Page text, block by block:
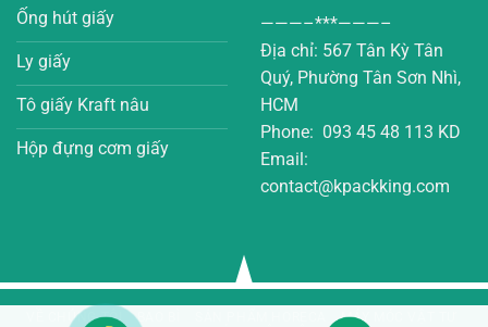
Ống hút giấy
Ly giấy
Tô giấy Kraft nâu
Hộp đựng cơm giấy
———–***———–
Địa chỉ: 567 Tân Kỳ Tân
Quý, Phường Tân Sơn Nhì,
HCM
Phone: 093 45 48 113 KD
Email:
contact@kpackking.com
VỀ CHÚNG TÔI BAO BÌ
MÁY MÓC VẬT TƯ